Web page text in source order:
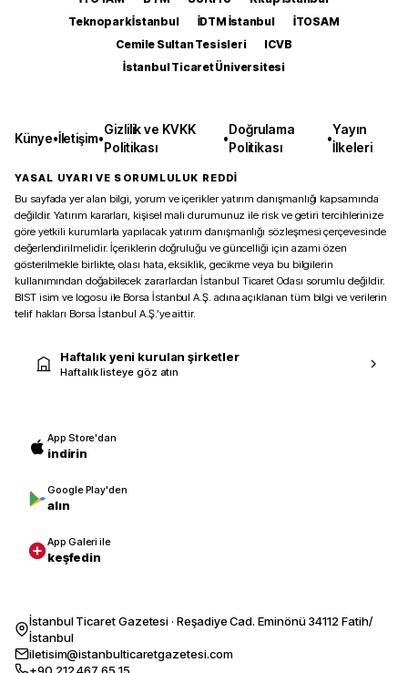
Teknopark İstanbul
İDTM İstanbul
İTOSAM
Cemile Sultan Tesisleri
ICVB
İstanbul Ticaret Üniversitesi
Künye•İletişim•
Gizlilik ve KVKK
Politikası
•
Doğrulama
Politikası
•
Yayın
İlkeleri
YASAL UYARI VE SORUMLULUK REDDİ
Bu sayfada yer alan bilgi, yorum ve içerikler yatırım danışmanlığı kapsamında
değildir. Yatırım kararları, kişisel mali durumunuz ile risk ve getiri tercihlerinize
göre yetkili kurumlarla yapılacak yatırım danışmanlığı sözleşmesi çerçevesinde
değerlendirilmelidir. İçeriklerin doğruluğu ve güncelliği için azami özen
gösterilmekle birlikte, olası hata, eksiklik, gecikme veya bu bilgilerin
kullanımından doğabilecek zararlardan İstanbul Ticaret Odası sorumlu değildir.
BIST isim ve logosu ile Borsa İstanbul A.Ş. adına açıklanan tüm bilgi ve verilerin
telif hakları Borsa İstanbul A.Ş.’ye aittir.
Haftalık yeni kurulan şirketler
Haftalık listeye göz atın
App Store'dan
indirin
Google Play'den
alın
App Galeri ile
keşfedin
İstanbul Ticaret Gazetesi · Reşadiye Cad. Eminönü 34112 Fatih/
İstanbul
iletisim@istanbulticaretgazetesi.com